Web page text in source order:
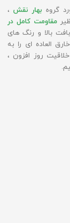
گروه بهار نقش ،
مقاومت کامل در
بالا و رنگ های
العاده ای را به
روز افزون ،